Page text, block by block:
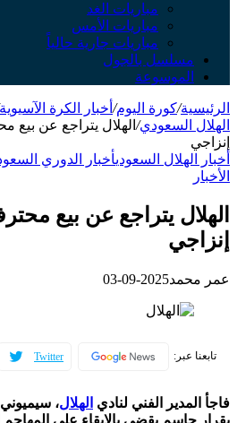
مباريات الغد
مباريات الأمس
مباريات جارية حالياً
بالجول
/كورة اليوم/ أخبار الكرة الآسيوية /أخبار
السعودي/الهلال يتراجع عن بيع محترف
السعودي أخبار الدوري السعودي
يتراجع عن بيع محترف
2025-09-03
Twitter
الفني لنادي الهلال، سيميوني
يقضي بالإبقاء على المهاجم